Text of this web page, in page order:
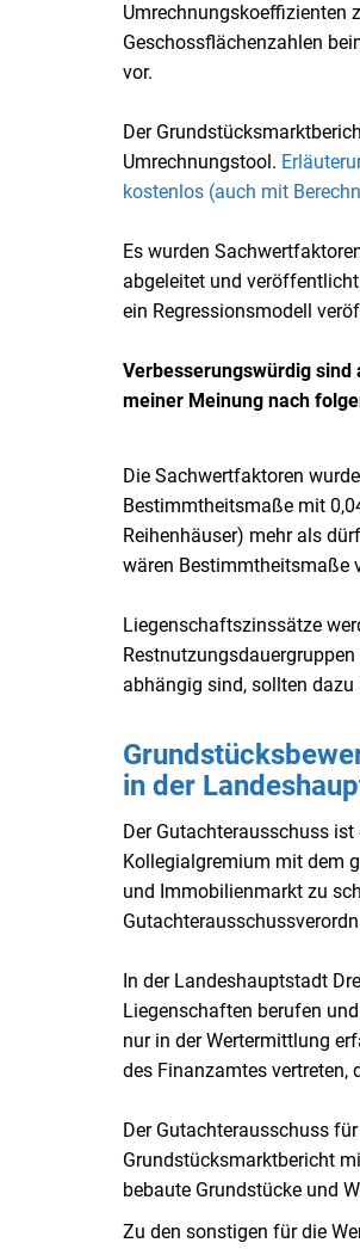
Umrechnungskoeffizienten
Geschossflächenzahlen
vor.
Der
Umrechnungstool.
kostenlos (auch mit
Es wurden
abgeleitet und
ein Regressionsmodell
Verbesserungswürdig
meiner Meinung nach
Die Sachwertfaktoren
Bestimmtheitsmaße mit
Reihenhäuser) mehr als
wären Bestimmtheitsmaße
Liegenschaftszinssätze
abhängig sind, sollten
in der
Der Gutachterausschuss
Kollegialgremium mit dem
und Immobilienmarkt zu
In der Landeshauptstadt
Liegenschaften berufen
nur in der Wertermittlung
des Finanzamtes vertreten,
Der Gutachterausschuss
Grundstücksmarktbericht
bebaute Grundstücke und
Zu den sonstigen für die